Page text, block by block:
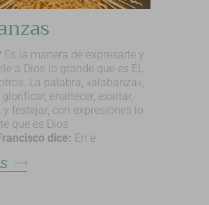
Es la manera de expresarle y
a Dios lo grande que es ÉL
La palabra, «alabanza»,
enaltecer, exaltar,
y festejar, con expresiones lo
que es Dios
dice: En e